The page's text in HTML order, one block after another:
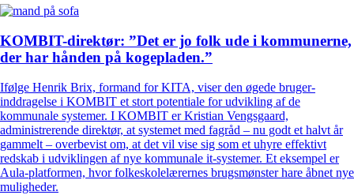
KOMBIT-direktør: ”Det er jo folk ude i kommunerne,
der har hånden på kogepladen.”
Ifølge Henrik Brix, formand for KITA, viser den øgede bruger-
inddragelse i KOMBIT et stort potentiale for udvikling af de
kommunale systemer. I KOMBIT er Kristian Vengsgaard,
administrerende direktør, at systemet med fagråd – nu godt et halvt år
gammelt – overbevist om, at det vil vise sig som et uhyre effektivt
redskab i udviklingen af nye kommunale it-systemer. Et eksempel er
Aula-platformen, hvor folkeskolelærernes brugsmønster hare åbnet nye
muligheder.